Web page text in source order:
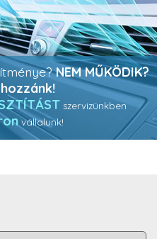
NEM MŰKÖDIK?
szervizünkben
vállalunk!